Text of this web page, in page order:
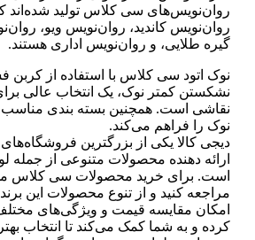
روان‌نویس‌های سی کلاس تولید شده‌اند
روان‌نویس کاندید، روان‌نویس ویو،
گیره طلایی، و روان‌نویس اداری هستند.
نوک اتود سی کلاس با استفاده از کربن
نشکستن کمتر نوک، یک انتخاب عالی
نقاشی است. همچنین بسته بندی مناسب
نوک را فراهم می‌کند.
دیجی کالا یکی از بزرگترین فروشگاه‌های
ارائه دهنده محصولات متنوعی از جمله
است. برای خرید محصولات سی کلاس
مراجعه کنید و از تنوع محصولات این
امکان مقایسه قیمت و ویژگی‌های
کرده و به شما کمک می‌کند تا انتخاب